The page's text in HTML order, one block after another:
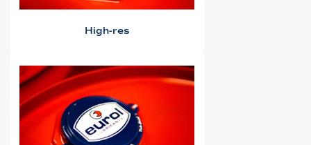
High-res